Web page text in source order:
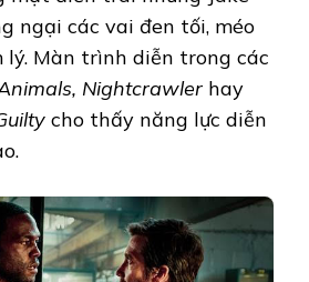
ngại các vai đen tối, méo
lý. Màn trình diễn trong các
Nightcrawler hay
cho thấy năng lực diễn